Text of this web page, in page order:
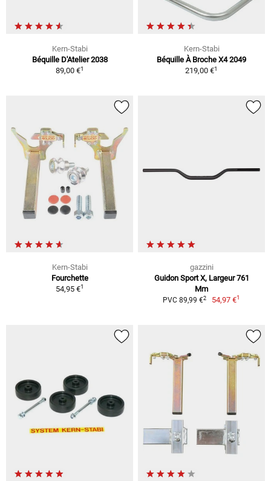
Kern-Stabi
Béquille D'Atelier 2038
89,00 €1
Kern-Stabi
Béquille À Broche X4 2049
219,00 €1
Kern-Stabi
Fourchette
54,95 €1
gazzini
Guidon Sport X, Largeur 761
Mm
PVC 89,99 €2 54,97 €1